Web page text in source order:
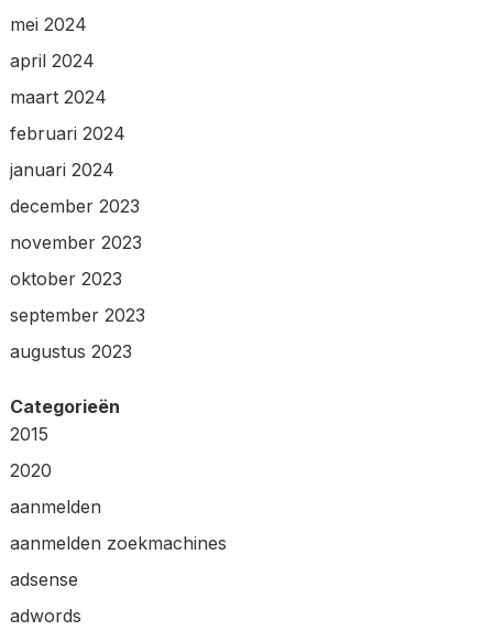
mei 2024
april 2024
maart 2024
februari 2024
januari 2024
december 2023
november 2023
oktober 2023
september 2023
augustus 2023
Categorieën
2015
2020
aanmelden
aanmelden zoekmachines
adsense
adwords